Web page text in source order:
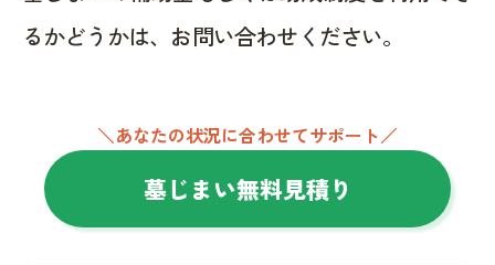
るかどうかは、お問い合わせください。
＼あなたの状況に合わせてサポート／
墓じまい無料見積り